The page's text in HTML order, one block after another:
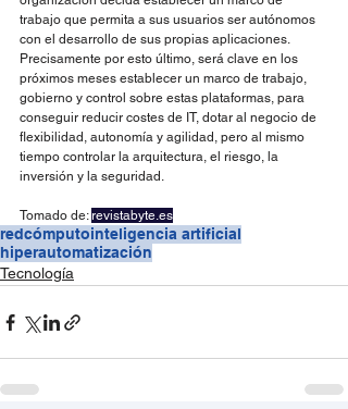
trabajo que permita a sus usuarios ser autónomos
con el desarrollo de sus propias aplicaciones.
Precisamente por esto último, será clave en los
próximos meses establecer un marco de trabajo,
gobierno y control sobre estas plataformas, para
conseguir reducir costes de IT, dotar al negocio de
flexibilidad, autonomía y agilidad, pero al mismo
tiempo controlar la arquitectura, el riesgo, la
inversión y la seguridad.
Tomado de: revistabyte.es
redcómputointeligencia artificial
hiperautomatización
Tecnología